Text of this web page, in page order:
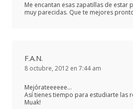
Me encantan esas zapatillas de estar
muy parecidas. Que te mejores
F.A.N.
8 octubre, 2012 en 7:44 am
Mejórateeeeee…
Así tienes tiempo para estudiarte las
Muak!